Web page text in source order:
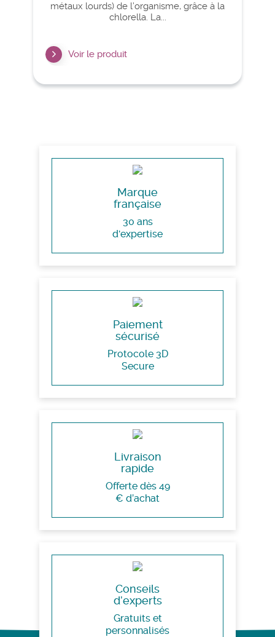
métaux lourds) de l’organisme, grâce à la
chlorella. La...
Voir le produit
Marque
française
30 ans
d'expertise
Paiement
sécurisé
Protocole 3D
Secure
Livraison
rapide
Offerte dès 49
€ d’achat
Conseils
d’experts
Gratuits et
personnalisés